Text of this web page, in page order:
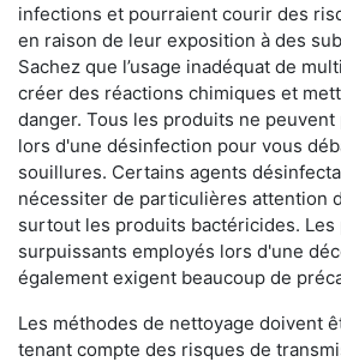
infections et pourraient courir des
en raison de leur exposition à des
Sachez que l’usage inadéquat de
créer des réactions chimiques et
danger. Tous les produits ne
lors d'une désinfection pour vous
souillures. Certains agents
nécessiter de particulières attention
surtout les produits bactéricides. Les
surpuissants employés lors d'une
également exigent beaucoup de
Les méthodes de nettoyage doivent
tenant compte des risques de